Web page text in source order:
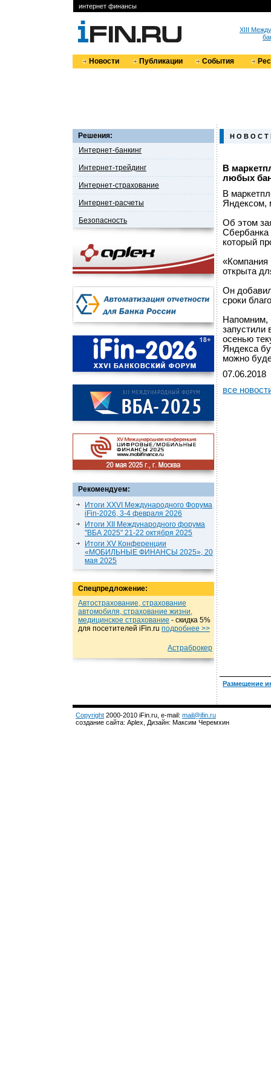
интернет финансы
XIII
Новости Публикации События
Решения:
Интернет-банкинг
Интернет-трейдинг
Интернет-страхование
Интернет-расчеты
Безопасность
Рекомендуем:
Итоги XXVI Международного Форума
iFin-2026, 3-4 февраля 2026
Итоги XII Международного форума
"ВБА 2025" 21-22 октября 2025
Итоги XV Конференции
«МОБИЛЬНЫЕ ФИНАНСЫ 2025», 20
мая 2025
Спецпредложение:
Автострахование, страхование
автомобиля, страхование жизни,
медицинское страхование - cкидка 5%
для посетителей iFin.ru подробнеe >>
Астраброкер
Н О В О С Т
В
любых
В
Яндексом,
Об этом
Сбербанка
который
«Компания
открыта
Он
сроки
Напомним,
запустили
осенью
Яндекса
можно
07.06.2018
все
Размещение
Copyright 2000-2010 iFin.ru, e-mail: mail@ifin.ru
создание сайта: Aplex, Дизайн: Максим Черемхин